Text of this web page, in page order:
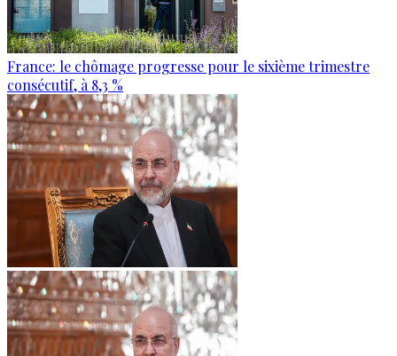
France: le chômage progresse pour le sixième trimestre
consécutif, à 8,3 %